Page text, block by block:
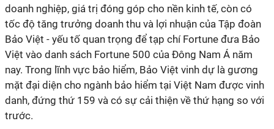
doanh nghiệp, giá trị đóng góp cho nền kinh tế, còn có
tốc độ tăng trưởng doanh thu và lợi nhuận của Tập đoàn
Bảo Việt - yếu tố quan trọng để tạp chí Fortune đưa Bảo
Việt vào danh sách Fortune 500 của Đông Nam Á năm
nay. Trong lĩnh vực bảo hiểm, Bảo Việt vinh dự là gương
mặt đại diện cho ngành bảo hiểm tại Việt Nam được vinh
danh, đứng thứ 159 và có sự cải thiện về thứ hạng so với
trước.